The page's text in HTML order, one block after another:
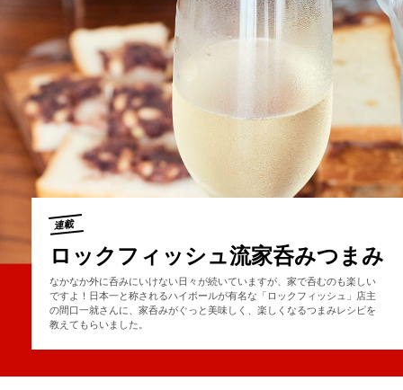
連載
ロックフィッシュ流家呑みつまみ
なかなか外に呑みにいけない日々が続いていますが、家で呑むのも楽しい
ですよ！日本一と称されるハイボールが有名な「ロックフィッシュ」店主
の間口一就さんに、家呑みがぐっと美味しく、楽しくなるつまみレシピを
教えてもらいました。